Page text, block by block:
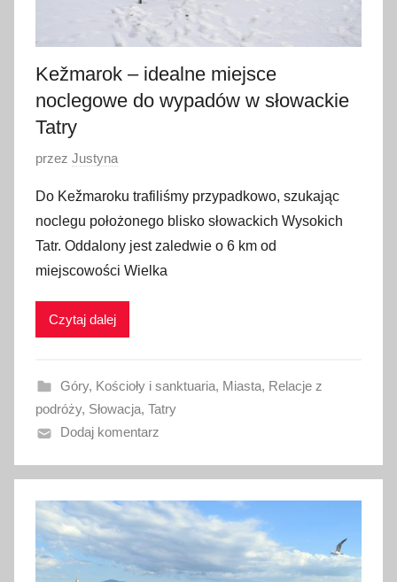
0
7
Kežmarok – idealne miejsce
noclegowe do wypadów w słowackie
Tatry
O
u
b
i
w
n
o
2
l
i
p
c
a
przez Justyna
Do Kežmaroku trafiliśmy przypadkowo, szukając
noclegu położonego blisko słowackich Wysokich
Tatr. Oddalony jest zaledwie o 6 km od
miejscowości Wielka
Czytaj dalej
Góry, Kościoły i sanktuaria, Miasta, Relacje z
podróży, Słowacja, Tatry
Dodaj komentarz